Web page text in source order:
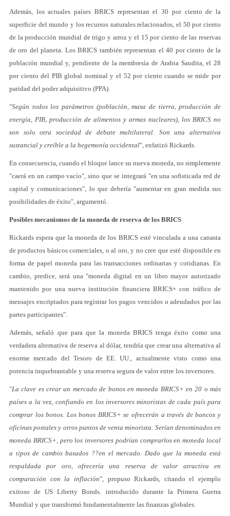
Además, los actuales países BRICS representan el 30 por ciento de la
superficie del mundo y los recursos naturales relacionados, el 50 por ciento
de la producción mundial de trigo y arroz y el 15 por ciento de las reservas
de oro del planeta. Los BRICS también representan el 40 por ciento de la
población mundial y, pendiente de la membresía de Arabia Saudita, el 28
por ciento del PIB global nominal y el 52 por ciento cuando se mide por
paridad del poder adquisitivo (PPA).
"Según todos los parámetros (población, masa de tierra, producción de
energía, PIB, producción de alimentos y armas nucleares), los BRICS no
son solo otra sociedad de debate multilateral. Son una alternativa
sustancial y creíble a la hegemonía occidental", enfatizó Rickards.
En consecuencia, cuando el bloque lance su nueva moneda, no simplemente
"caerá en un campo vacío", sino que se integrará "en una sofisticada red de
capital y comunicaciones", lo que debería "aumentar en gran medida sus
posibilidades de éxito", argumentó.
Posibles mecanismos de la moneda de reserva de los BRICS
Rickards espera que la moneda de los BRICS esté vinculada a una canasta
de productos básicos comerciales, o al oro, y no cree que esté disponible en
forma de papel moneda para las transacciones ordinarias y cotidianas. En
cambio, predice, será una "moneda digital en un libro mayor autorizado
mantenido por una nueva institución financiera BRICS+ con tráfico de
mensajes encriptados para registrar los pagos vencidos o adeudados por las
partes participantes".
Además, señaló que para que la moneda BRICS tenga éxito como una
verdadera alternativa de reserva al dólar, tendría que crear una alternativa al
enorme mercado del Tesoro de EE. UU., actualmente visto como una
potencia inquebrantable y una reserva segura de valor entre los inversores.
"La clave es crear un mercado de bonos en moneda BRICS+ en 20 o más
países a la vez, confiando en los inversores minoristas de cada país para
comprar los bonos. Los bonos BRICS+ se ofrecerán a través de bancos y
oficinas postales y otros puntos de venta minorista. Serían denominados en
moneda BRICS+, pero los inversores podrían comprarlos en moneda local
a tipos de cambio basados ??en el mercado. Dado que la moneda está
respaldada por oro, ofrecería una reserva de valor atractiva en
comparación con la inflación", propuso Rickards, citando el ejemplo
exitoso de US Liberty Bonds. introducido durante la Primera Guerra
Mundial y que transformó fundamentalmente las finanzas globales.